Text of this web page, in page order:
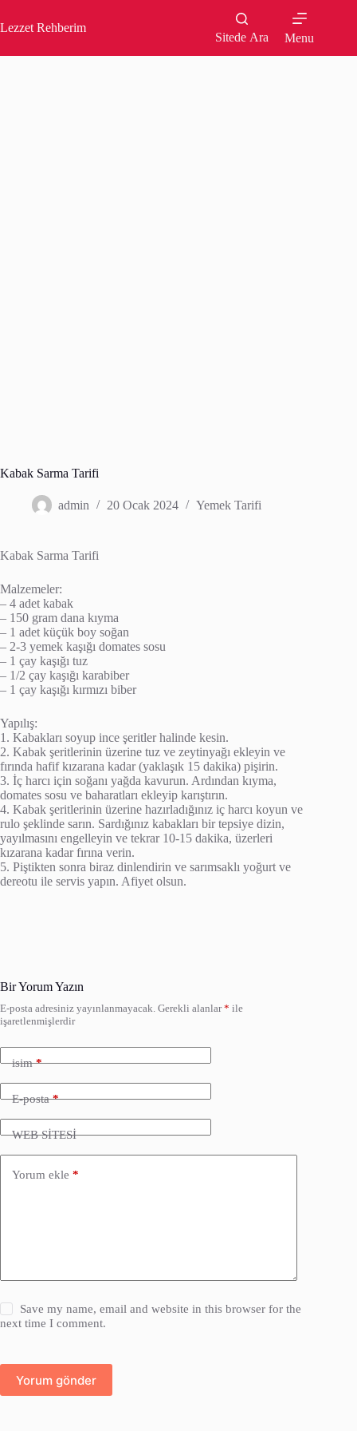
to
content
Lezzet Rehberim
Sitede Ara Menu
Kabak Sarma Tarifi
admin 20 Ocak 2024 Yemek Tarifi
Kabak Sarma Tarifi
Malzemeler:
– 4 adet kabak
– 150 gram dana kıyma
– 1 adet küçük boy soğan
– 2-3 yemek kaşığı domates sosu
– 1 çay kaşığı tuz
– 1/2 çay kaşığı karabiber
– 1 çay kaşığı kırmızı biber
Yapılış:
1. Kabakları soyup ince şeritler halinde kesin.
2. Kabak şeritlerinin üzerine tuz ve zeytinyağı ekleyin ve
fırında hafif kızarana kadar (yaklaşık 15 dakika) pişirin.
3. İç harcı için soğanı yağda kavurun. Ardından kıyma,
domates sosu ve baharatları ekleyip karıştırın.
4. Kabak şeritlerinin üzerine hazırladığınız iç harcı koyun ve
rulo şeklinde sarın. Sardığınız kabakları bir tepsiye dizin,
yayılmasını engelleyin ve tekrar 10-15 dakika, üzerleri
kızarana kadar fırına verin.
5. Piştikten sonra biraz dinlendirin ve sarımsaklı yoğurt ve
dereotu ile servis yapın. Afiyet olsun.
Bir Yorum Yazın
E-posta adresiniz yayınlanmayacak. Gerekli alanlar* ile
işaretlenmişlerdir
isim*
E-posta*
WEB SİTESİ
Yorum ekle *
Save my name, email and website in this browser for the
next time I comment.
Yorum gönder